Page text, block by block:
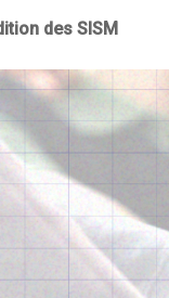
des SISM